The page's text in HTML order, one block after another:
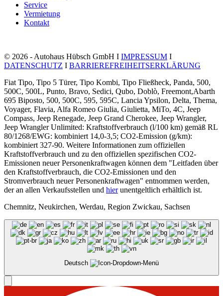
Service
Vermietung
Kontakt
© 2026 - Autohaus Hübsch GmbH I IMPRESSUM I
DATENSCHUTZ I BARRIEREFREIHEITSERKLÄRUNG
Fiat Tipo, Tipo 5 Türer, Tipo Kombi, Tipo Fließheck, Panda, 500,
500C, 500L, Punto, Bravo, Sedici, Qubo, Doblò, Freemont,Abarth
695 Biposto, 500, 500C, 595, 595C, Lancia Ypsilon, Delta, Thema,
Voyager, Flavia, Alfa Romeo Giulia, Giulietta, MiTo, 4C, Jeep
Compass, Jeep Renegade, Jeep Grand Cherokee, Jeep Wrangler,
Jeep Wrangler Unlimited: Kraftstoffverbrauch (l/100 km) gemäß RL
80/1268/EWG: kombiniert 14,0-3,5; CO2-Emission (g/km):
kombiniert 327-90. Weitere Informationen zum offiziellen
Kraftstoffverbrauch und zu den offiziellen spezifischen CO2-
Emissionen neuer Personenkraftwagen können dem "Leitfaden über
den Kraftstoffverbrauch, die CO2-Emissionen und den
Stromverbrauch neuer Personenkraftwagen" entnommen werden,
der an allen Verkaufsstellen und hierunentgeltlich erhältlich ist.
Chemnitz, Neukirchen, Werdau, Region Zwickau, Sachsen
Deutsch